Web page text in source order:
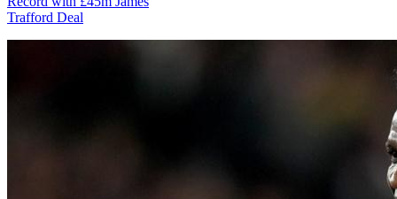
Trafford Deal